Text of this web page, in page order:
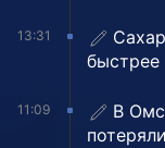
13:31
быстрее
11:09
В